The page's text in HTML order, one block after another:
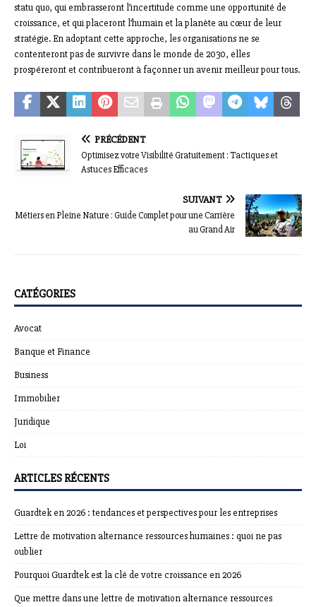
statu quo, qui embrasseront l’incertitude comme une opportunité de
croissance, et qui placeront l’humain et la planète au cœur de leur
stratégie. En adoptant cette approche, les organisations ne se
contenteront pas de survivre dans le monde de 2030, elles
prospéreront et contribueront à façonner un avenir meilleur pour tous.
PRÉCÉDENT
Optimisez votre Visibilité Gratuitement : Tactiques et
Astuces Efficaces
SUIVANT
Métiers en Pleine Nature : Guide Complet pour une Carrière
au Grand Air
CATÉGORIES
Avocat
Banque et Finance
Business
Immobilier
Juridique
Loi
ARTICLES RÉCENTS
Guardtek en 2026 : tendances et perspectives pour les entreprises
Lettre de motivation alternance ressources humaines : quoi ne pas
oublier
Pourquoi Guardtek est la clé de votre croissance en 2026
Que mettre dans une lettre de motivation alternance ressources